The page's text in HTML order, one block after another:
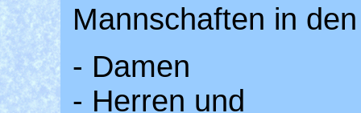
Mannschaften in
- Damen
- Herren und